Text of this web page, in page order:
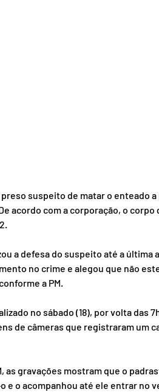
suspeito de matar o enteado
acordo com a corporação, o
a defesa do suspeito até a
no crime e alegou que não
a PM.
no sábado (18), por volta das
de câmeras que registraram um
as gravações mostram que o
e o acompanhou até ele entrar no